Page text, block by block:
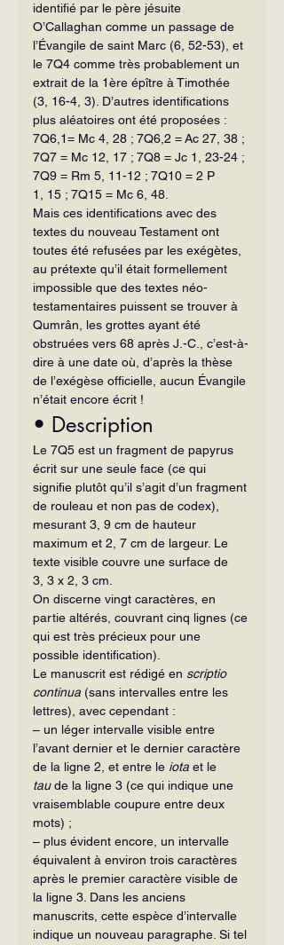
identifié par le père jésuite
O’Callaghan comme un passage de
l’Évangile de saint Marc (6, 52-53), et
le 7Q4 comme très probablement un
extrait de la 1ère épître à Timothée
(3, 16-4, 3). D’autres identifications
plus aléatoires ont été proposées :
7Q6,1= Mc 4, 28 ; 7Q6,2 = Ac 27, 38 ;
7Q7 = Mc 12, 17 ; 7Q8 = Jc 1, 23-24 ;
7Q9 = Rm 5, 11-12 ; 7Q10 = 2 P
1, 15 ; 7Q15 = Mc 6, 48.
Mais ces identifications avec des
textes du nouveau Testament ont
toutes été refusées par les exégètes,
au prétexte qu’il était formellement
impossible que des textes néo-
testamentaires puissent se trouver à
Qumrân, les grottes ayant été
obstruées vers 68 après J.-C., c’est-à-
dire à une date où, d’après la thèse
de l’exégèse officielle, aucun Évangile
n’était encore écrit !
• Description
Le 7Q5 est un fragment de papyrus
écrit sur une seule face (ce qui
signifie plutôt qu’il s’agit d’un fragment
de rouleau et non pas de codex),
mesurant 3, 9 cm de hauteur
maximum et 2, 7 cm de largeur. Le
texte visible couvre une surface de
3, 3 x 2, 3 cm.
On discerne vingt caractères, en
partie altérés, couvrant cinq lignes (ce
qui est très précieux pour une
possible identification).
Le manuscrit est rédigé en scriptio
continua (sans intervalles entre les
lettres), avec cependant :
– un léger intervalle visible entre
l’avant dernier et le dernier caractère
de la ligne 2, et entre le iota et le
tau de la ligne 3 (ce qui indique une
vraisemblable coupure entre deux
mots) ;
– plus évident encore, un intervalle
équivalent à environ trois caractères
après le premier caractère visible de
la ligne 3. Dans les anciens
manuscrits, cette espèce d’intervalle
indique un nouveau paragraphe. Si tel